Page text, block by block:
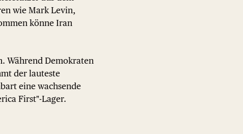
wie Mark Levin,
könne Iran
Während Demokraten
der lauteste
eine wachsende
First"-Lager.